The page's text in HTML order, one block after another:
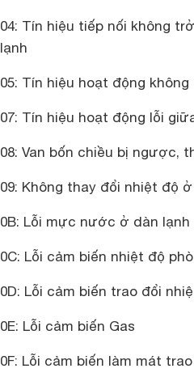
04: Tín hiệu tiếp nối không
lạnh
05: Tín hiệu hoạt động
07: Tín hiệu hoạt động lỗi
08: Van bốn chiều bị ngược,
09: Không thay đổi nhiệt độ
0B: Lỗi mực nước ở dàn lạnh
0C: Lỗi cảm biến nhiệt độ
0D: Lỗi cảm biến trao đổi
0E: Lỗi cảm biến Gas
0F: Lỗi cảm biến làm mát